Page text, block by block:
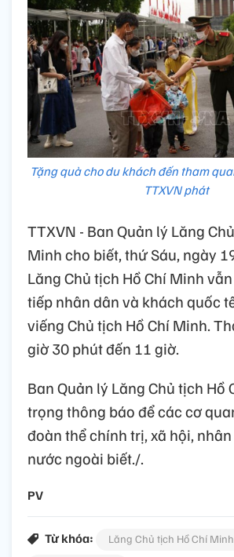
Tặng quà cho du khách đến tham
TTXVN phát
TTXVN - Ban Quản lý Lăng
Minh cho biết, thứ Sáu, ngày
Lăng Chủ tịch Hồ Chí Minh
tiếp nhân dân và khách quốc
viếng Chủ tịch Hồ Chí Minh.
giờ 30 phút đến 11 giờ.
Ban Quản lý Lăng Chủ tịch Hồ
trọng thông báo để các cơ
đoàn thể chính trị, xã hội,
nước ngoài biết./.
PV
Từ khóa:
Lăng Chủ tịch Hồ Chí Minh